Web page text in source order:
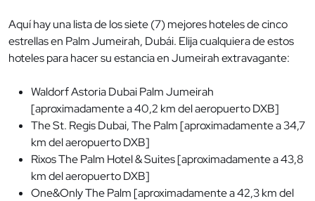
Aquí hay una lista de los siete (7) mejores hoteles de cinco
estrellas en Palm Jumeirah, Dubái. Elija cualquiera de estos
hoteles para hacer su estancia en Jumeirah extravagante:
Waldorf Astoria Dubai Palm Jumeirah
[aproximadamente a 40,2 km del aeropuerto DXB]
The St. Regis Dubai, The Palm [aproximadamente a 34,7
km del aeropuerto DXB]
Rixos The Palm Hotel & Suites [aproximadamente a 43,8
km del aeropuerto DXB]
One&Only The Palm [aproximadamente a 42,3 km del